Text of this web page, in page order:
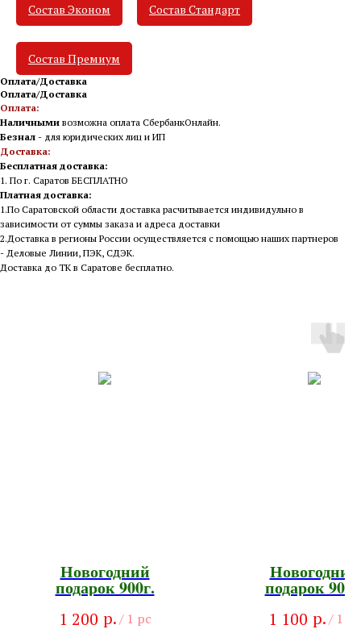
Состав Эконом Состав Стандарт
Состав Премиум
Оплата/Доставка
Оплата/Доставка
Оплата:
Наличными возможна оплата СбербанкОнлайн.
Безнал - для юридических лиц и ИП
Доставка:
Бесплатная доставка:
1. По г. Саратов БЕСПЛАТНО
Платная доставка:
1.По Саратовской области доставка расчитывается индивидульно в
зависимости от суммы заказа и адреса доставки
2.Доставка в регионы России осуществляется с помощью наших партнеров
- Деловые Линии, ПЭК, СДЭК.
Доставка до ТК в Саратове бесплатно.
Новогодний
подарок 900г.
1 200 р./ 1 pc
Новогодний
подарок
1 100 р./ 1 pc